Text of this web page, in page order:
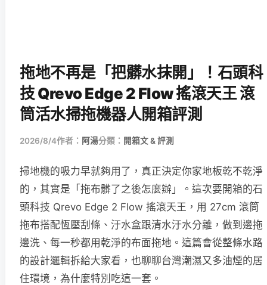
拖地不再是「把髒水抹開」！石頭科
技 Qrevo Edge 2 Flow 搖滾天王 滾
筒活水掃拖機器人開箱評測
2026/8/4作者： 阿湯分類： 開箱文 & 評測
掃地機的吸力早就夠用了，真正決定你家地板乾不乾淨
的，其實是「拖布髒了之後怎麼辦」。這次要開箱的石
頭科技 Qrevo Edge 2 Flow 搖滾天王，用 27cm 滾筒
拖布搭配恆壓刮條、汙水盒跟清水汙水分離，做到邊拖
邊洗、每一秒都用乾淨的布面拖地。這篇會從整條水路
的設計邏輯拆給大家看，也聊聊台灣潮濕又多油煙的居
住環境，為什麼特別吃這一套。